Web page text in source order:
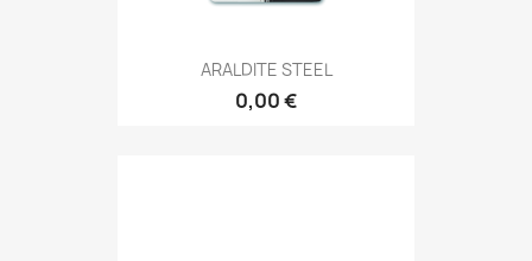
ARALDITE STEEL
0,00 €